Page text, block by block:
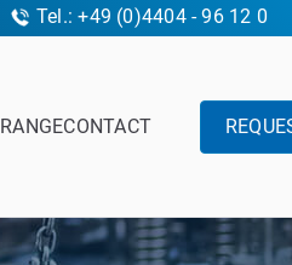
Tel.: +49 (0)4404 - 96 12 0
RANGECONTACT